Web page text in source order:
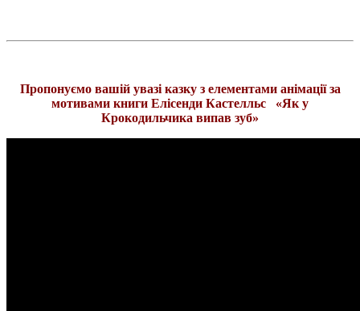
Пропонуємо вашій увазі казку з елементами анімації за
мотивами книги Елісенди Кастелльс
«Як у
Крокодильчика випав зуб»